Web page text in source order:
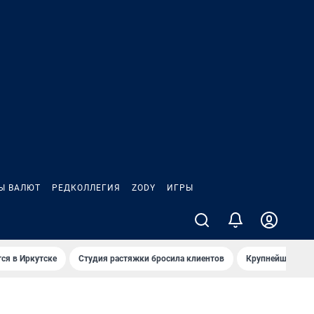
ВАЛЮТ РЕДКОЛЛЕГИЯ ZODY ИГРЫ
в Иркутске Студия растяжки бросила клиентов Крупнейшие